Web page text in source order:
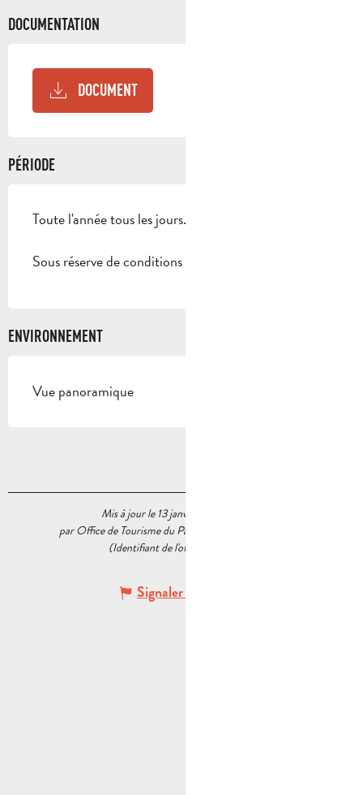
DOCUMENTATION
DOCUMENT
PÉRIODE
Toute l'année tous les jours.
Sous réserve de conditions météo favorables.
ENVIRONNEMENT
Vue panoramique
Mis à jour le 13 janvier 2026 à 14:30
par Office de Tourisme du Pays d’Aubagne et de l’Étoile
(Identifiant de l'offre :
Signaler une erreur